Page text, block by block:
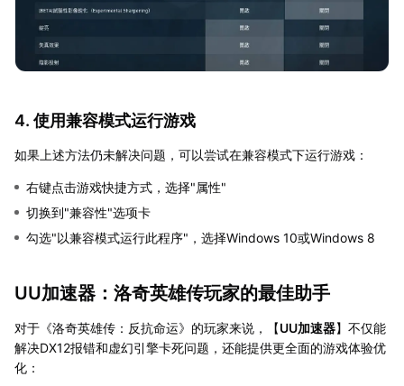
4. 使用兼容模式运行游戏
如果上述方法仍未解决问题，可以尝试在兼容模式下运行游戏：
右键点击游戏快捷方式，选择"属性"
切换到"兼容性"选项卡
勾选"以兼容模式运行此程序"，选择Windows 10或Windows 8
UU加速器：洛奇英雄传玩家的最佳助手
对于《洛奇英雄传：反抗命运》的玩家来说，【UU加速器】不仅能
解决DX12报错和虚幻引擎卡死问题，还能提供更全面的游戏体验优
化：